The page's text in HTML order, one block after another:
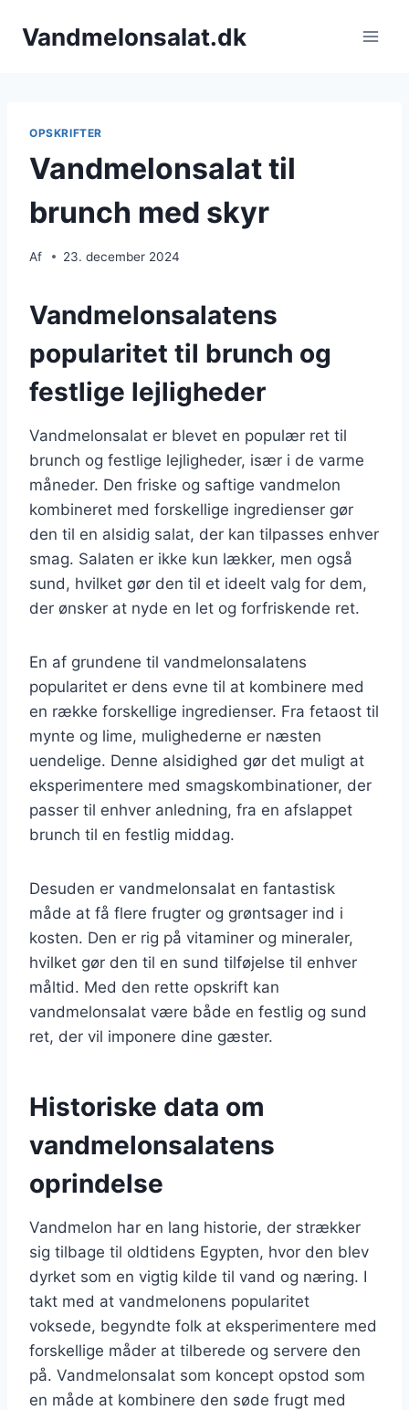
Vandmelonsalat.dk
OPSKRIFTER
Vandmelonsalat til
brunch med skyr
Af 23. december 2024
Vandmelonsalatens
popularitet til brunch og
festlige lejligheder
Vandmelonsalat er blevet en populær ret til
brunch og festlige lejligheder, især i de varme
måneder. Den friske og saftige vandmelon
kombineret med forskellige ingredienser gør
den til en alsidig salat, der kan tilpasses enhver
smag. Salaten er ikke kun lækker, men også
sund, hvilket gør den til et ideelt valg for dem,
der ønsker at nyde en let og forfriskende ret.
En af grundene til vandmelonsalatens
popularitet er dens evne til at kombinere med
en række forskellige ingredienser. Fra fetaost til
mynte og lime, mulighederne er næsten
uendelige. Denne alsidighed gør det muligt at
eksperimentere med smagskombinationer, der
passer til enhver anledning, fra en afslappet
brunch til en festlig middag.
Desuden er vandmelonsalat en fantastisk
måde at få flere frugter og grøntsager ind i
kosten. Den er rig på vitaminer og mineraler,
hvilket gør den til en sund tilføjelse til enhver
måltid. Med den rette opskrift kan
vandmelonsalat være både en festlig og sund
ret, der vil imponere dine gæster.
Historiske data om
vandmelonsalatens
oprindelse
Vandmelon har en lang historie, der strækker
sig tilbage til oldtidens Egypten, hvor den blev
dyrket som en vigtig kilde til vand og næring. I
takt med at vandmelonens popularitet
voksede, begyndte folk at eksperimentere med
forskellige måder at tilberede og servere den
på. Vandmelonsalat som koncept opstod som
en måde at kombinere den søde frugt med